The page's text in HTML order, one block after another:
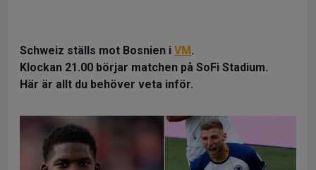
Schweiz ställs mot Bosnien i VM.
Klockan 21.00 börjar matchen på SoFi Stadium.
Här är allt du behöver veta inför.